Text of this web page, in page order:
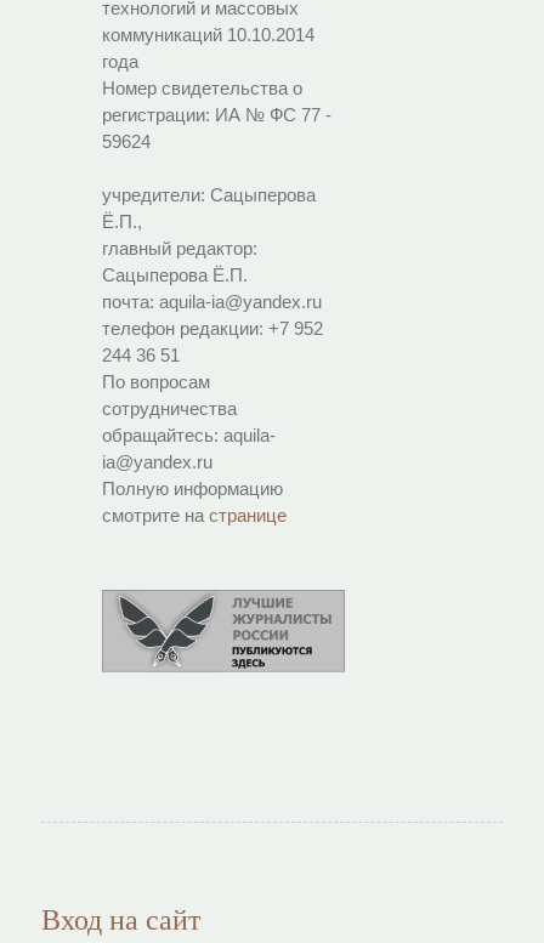
технологий и массовых
коммуникаций 10.10.2014
года
Номер свидетельства о
регистрации: ИА № ФС 77 -
59624
учредители: Сацыперова
Ё.П.,
главный редактор:
Сацыперова Ё.П.
почта: aquila-ia@yandex.ru
телефон редакции: +7 952
244 36 51
По вопросам
сотрудничества
обращайтесь: aquila-
ia@yandex.ru
Полную информацию
смотрите на странице
Вход на сайт